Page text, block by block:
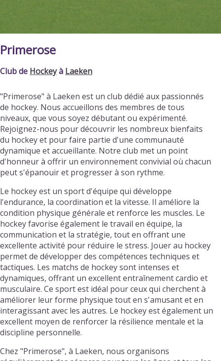
Primerose
Club de Hockeyà Laeken
"Primerose" à Laeken est un club dédié aux passionnés
de hockey. Nous accueillons des membres de tous
niveaux, que vous soyez débutant ou expérimenté.
Rejoignez-nous pour découvrir les nombreux bienfaits
du hockey et pour faire partie d'une communauté
dynamique et accueillante. Notre club met un point
d'honneur à offrir un environnement convivial où chacun
peut s'épanouir et progresser à son rythme.
Le hockey est un sport d'équipe qui développe
l'endurance, la coordination et la vitesse. Il améliore la
condition physique générale et renforce les muscles. Le
hockey favorise également le travail en équipe, la
communication et la stratégie, tout en offrant une
excellente activité pour réduire le stress. Jouer au hockey
permet de développer des compétences techniques et
tactiques. Les matchs de hockey sont intenses et
dynamiques, offrant un excellent entraînement cardio et
musculaire. Ce sport est idéal pour ceux qui cherchent à
améliorer leur forme physique tout en s'amusant et en
interagissant avec les autres. Le hockey est également un
excellent moyen de renforcer la résilience mentale et la
discipline personnelle.
Chez "Primerose", à Laeken, nous organisons